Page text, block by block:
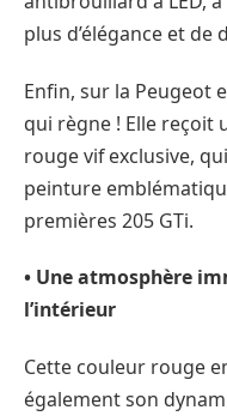
plus d’élégance et de
Enfin, sur la Peugeot
qui règne ! Elle reçoit
rouge vif exclusive,
peinture
premières 205 GTi.
• Une atmosphère
l’intérieur
Cette couleur rouge
également son